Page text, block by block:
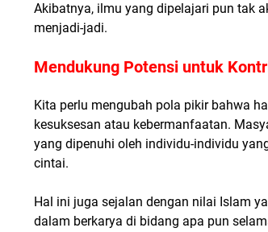
Akibatnya, ilmu yang dipelajari pun tak
menjadi-jadi.
Mendukung Potensi untuk
Kita perlu mengubah pola pikir bahwa
kesuksesan atau kebermanfaatan.
yang dipenuhi oleh individu-individu
cintai.
Hal ini juga sejalan dengan nilai Islam
dalam berkarya di bidang apa pun